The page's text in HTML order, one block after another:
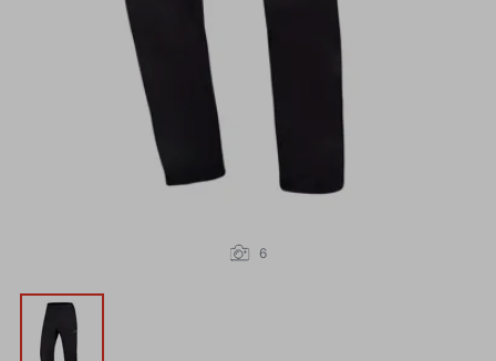
6